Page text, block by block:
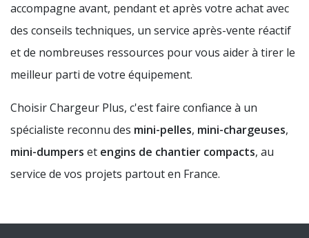
accompagne avant, pendant et après votre achat avec
des conseils techniques, un service après-vente réactif
et de nombreuses ressources pour vous aider à tirer le
meilleur parti de votre équipement.
Choisir Chargeur Plus, c'est faire confiance à un
spécialiste reconnu des mini-pelles, mini-chargeuses,
mini-dumpers et engins de chantier compacts, au
service de vos projets partout en France.